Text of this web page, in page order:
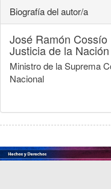
Biografía del autor/a
José Ramón Cossío
Justicia de la Nación
Ministro de la Suprema
Nacional